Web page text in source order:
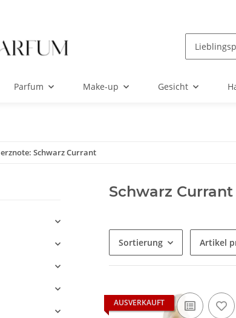
Parfum Make-up Gesicht
Schwarz Currant
Schwarz Currant
Sortierung Artikel
AUSVERKAUFT